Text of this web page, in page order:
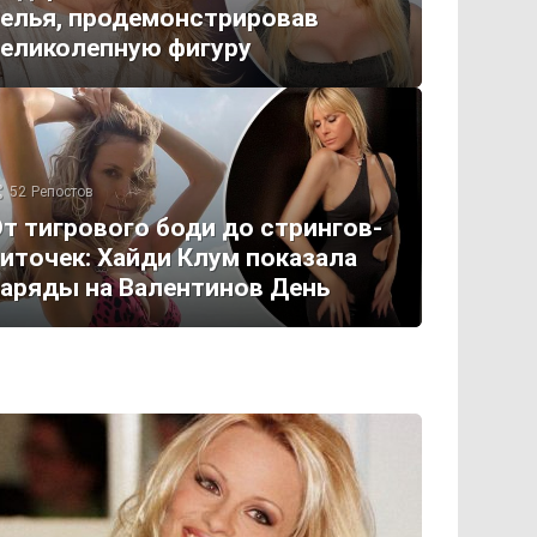
продемонстрировав
фигуру
52 Репостов
тигрового боди до стрингов-
Хайди Клум показала
на Валентинов День